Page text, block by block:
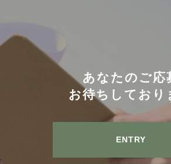
あなたのご応
お待ちしており
ENTRY